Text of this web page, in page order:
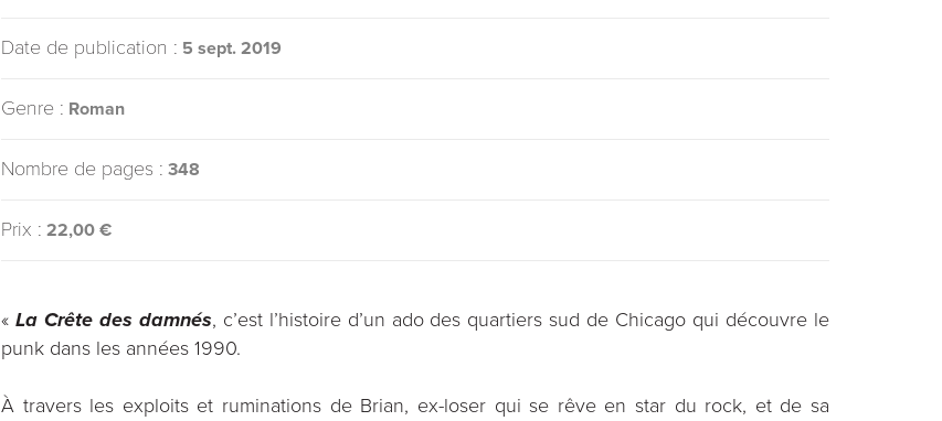
Date de publication : 5 sept. 2019
Genre : Roman
Nombre de pages : 348
Prix : 22,00 €
« La Crête des damnés, c’est l’histoire d’un ado des quartiers sud de Chicago qui découvre le
punk dans les années 1990.
À travers les exploits et ruminations de Brian, ex-loser qui se rêve en star du rock, et de sa